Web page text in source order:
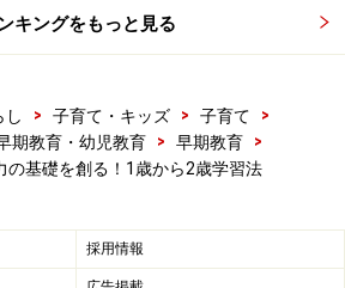
キングをもっと見る
し > 子育て・キッズ > 子育て
>
期教育・幼児教育 > 早期教育
>
の基礎を創る！1歳から2歳学習法
採用情報